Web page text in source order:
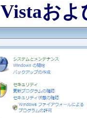
お